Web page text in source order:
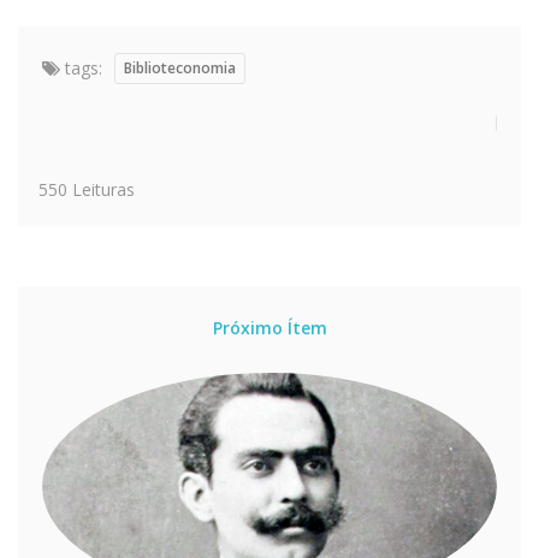
tags: Biblioteconomia
550 Leituras
Próximo Ítem